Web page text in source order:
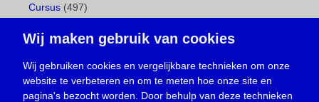
Cursus (497)
Gemeentepagina(104)
Ingezonden brief(539)
Media(156)
Nieuws (23.330)
Wij maken gebruik van cookies
Wij gebruiken cookies en vergelijkbare technieken om onze
website te verbeteren en om te meten hoe onze site en
pagina's bezocht worden. Door behulp van deze technieken